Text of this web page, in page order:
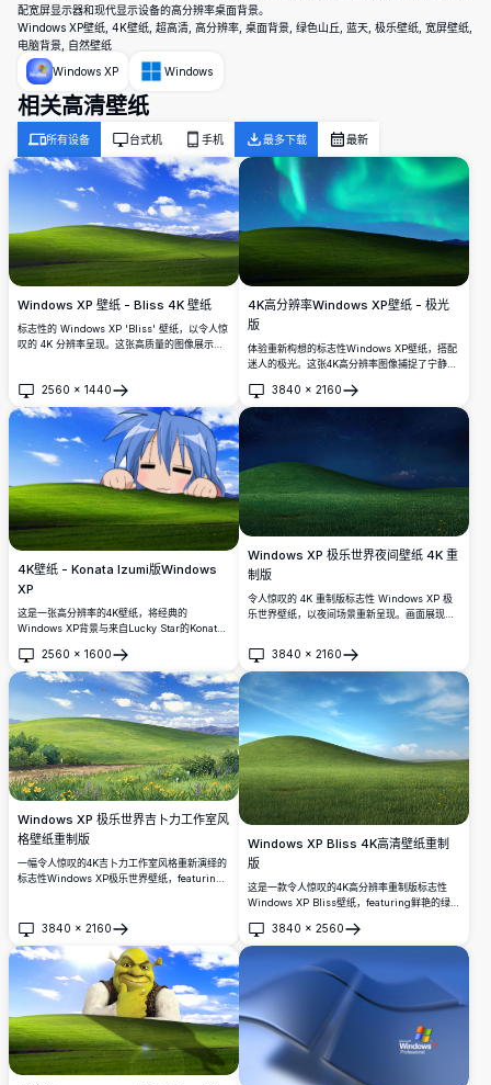
配宽屏显示器和现代显示设备的高分辨率桌面背景。
Windows XP壁纸, 4K壁纸, 超高清, 高分辨率, 桌面背景, 绿色山丘, 蓝天, 极乐壁纸, 宽屏壁纸,
电脑背景, 自然壁纸
Windows XP
Windows
相关高清壁纸
所有设备 台式机 手机 最多下载 最新
Windows XP 壁纸 - Bliss 4K 壁纸
标志性的 Windows XP 'Bliss' 壁纸，以令人惊
叹的 4K 分辨率呈现。这张高质量的图像展示了
景。非常适合现代高分辨率显示器。
2560 × 1440
打开
4K高分辨率Windows XP壁纸 - 极光
版
体验重新构想的标志性Windows XP壁纸，搭配
迷人的极光。这张4K高分辨率图像捕捉了宁静的
桌面背景，为您的屏幕带来自然美感与宁静。
3840 × 2160
打开
4K壁纸 - Konata Izumi版Windows
XP
这是一张高分辨率的4K壁纸，将经典的
Windows XP背景与来自Lucky Star的Konata
爱好者和经典桌面美学的粉丝来说，这张充满活
力的图片捕捉了怀旧和现代分辨率的清晰度。
2560 × 1600
打开
Windows XP 极乐世界夜间壁纸 4K 重
制版
令人惊叹的 4K 重制版标志性 Windows XP 极
乐世界壁纸，以夜间场景重新呈现。画面展现郁
3840 × 2160
打开
Windows XP 极乐世界吉卜力工作室风
格壁纸重制版
一幅令人惊叹的4K吉卜力工作室风格重新演绎的
标志性Windows XP极乐世界壁纸，featuring
3840 × 2160
打开
Windows XP Bliss 4K高清壁纸重制
版
这是一款令人惊叹的4K高分辨率重制版标志性
Windows XP Bliss壁纸，featuring鲜艳的绿色
以及蓝天白云的美丽景色。
3840 × 2560
打开